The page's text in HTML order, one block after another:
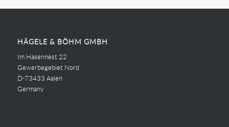
HÄGELE & BÖHM GMBH
Im Hasennest 22
Gewerbegebiet Nord
D-73433 Aalen
Germany